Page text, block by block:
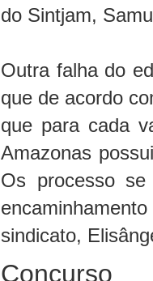
do Sintjam,
Outra falha do
que de acordo
que para cada
Amazonas
Os processo
sindicato,
Concurso